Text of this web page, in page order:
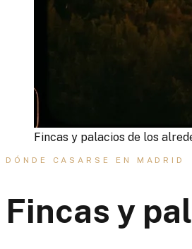
Fincas y palacios de los
DÓNDE CASARSE EN MADRID
Fincas y